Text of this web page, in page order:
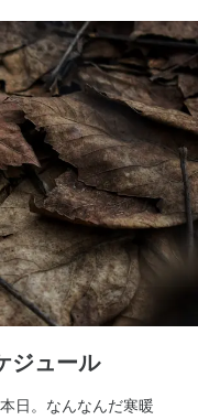
ジュール
日。なんなんだ寒暖